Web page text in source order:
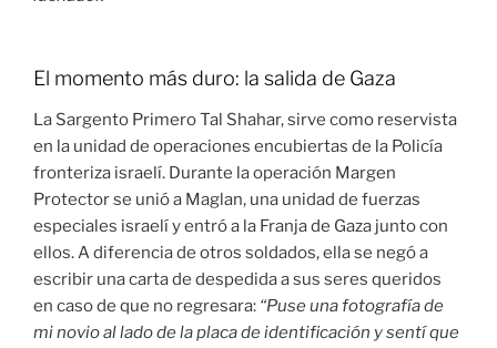
El momento más duro: la salida de Gaza
La Sargento Primero Tal Shahar, sirve como reservista
en la unidad de operaciones encubiertas de la Policía
fronteriza israelí. Durante la operación Margen
Protector se unió a Maglan, una unidad de fuerzas
especiales israelí y entró a la Franja de Gaza junto con
ellos. A diferencia de otros soldados, ella se negó a
escribir una carta de despedida a sus seres queridos
en caso de que no regresara: “Puse una fotografía de
mi novio al lado de la placade identificación y sentí que